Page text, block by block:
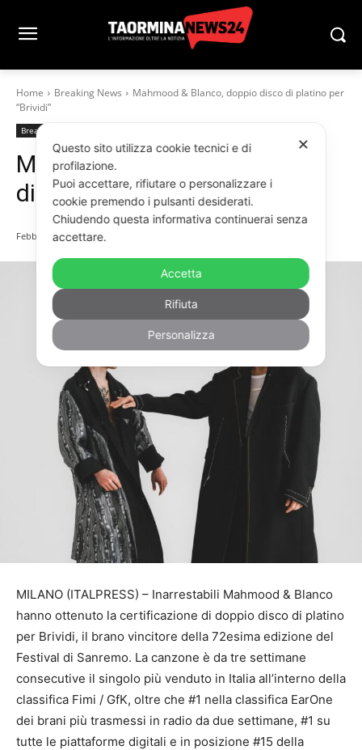
Home Breaking News
Mahmood & Blanco, doppio disco di platino per
“Brividi”
Breaking News
Mahmood & Blanco, doppio
disco di platino per “Brividi”
Febbraio 21, 2022
MILANO (ITALPRESS) – Inarrestabili Mahmood & Blanco
hanno ottenuto la certificazione di doppio disco di platino
per Brividi, il brano vincitore della 72esima edizione del
Festival di Sanremo. La canzone è da tre settimane
consecutive il singolo più venduto in Italia all’interno della
classifica Fimi / GfK, oltre che #1 nella classifica EarOne
dei brani più trasmessi in radio da due settimane, #1 su
tutte le piattaforme digitali e in posizione #15 della
✕
Questo sito utilizza cookie tecnici e di
profilazione.
Puoi accettare, rifiutare o personalizzare i
cookie premendo i pulsanti desiderati.
Chiudendo questa informativa continuerai senza
accettare.
Accetta
Rifiuta
Personalizza